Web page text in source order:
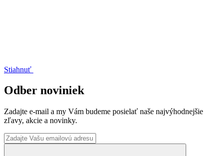
Stiahnuť
Odber noviniek
Zadajte e-mail a my Vám budeme posielať naše najvýhodnejšie
zľavy, akcie a novinky.